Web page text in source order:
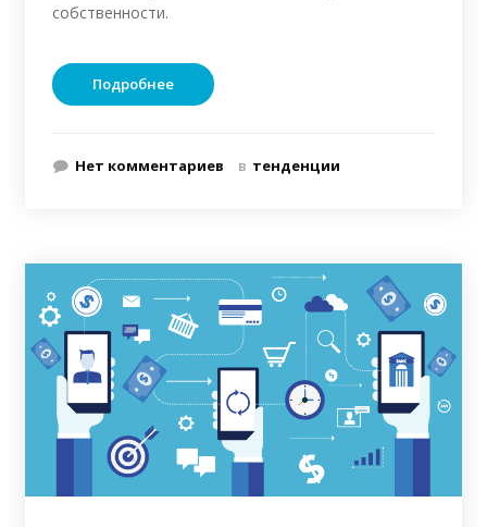
собственности.
Подробнее
Нет комментариев в тенденции